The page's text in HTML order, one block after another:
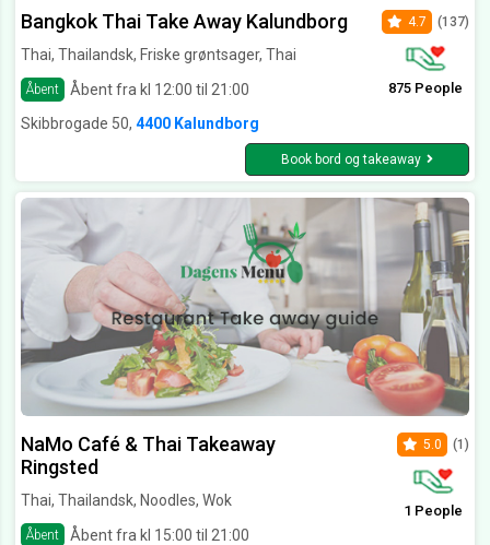
Bangkok Thai Take Away Kalundborg
Thai, Thailandsk, Friske grøntsager, Thai
Åbent Åbent fra kl 12:00 til 21:00
4.7 (137)
875 People
Skibbrogade 50, 4400 Kalundborg
Book bord og takeaway
NaMo Café & Thai Takeaway
Ringsted
Thai, Thailandsk, Noodles, Wok
Åbent Åbent fra kl 15:00 til 21:00
5.0 (1)
1 People